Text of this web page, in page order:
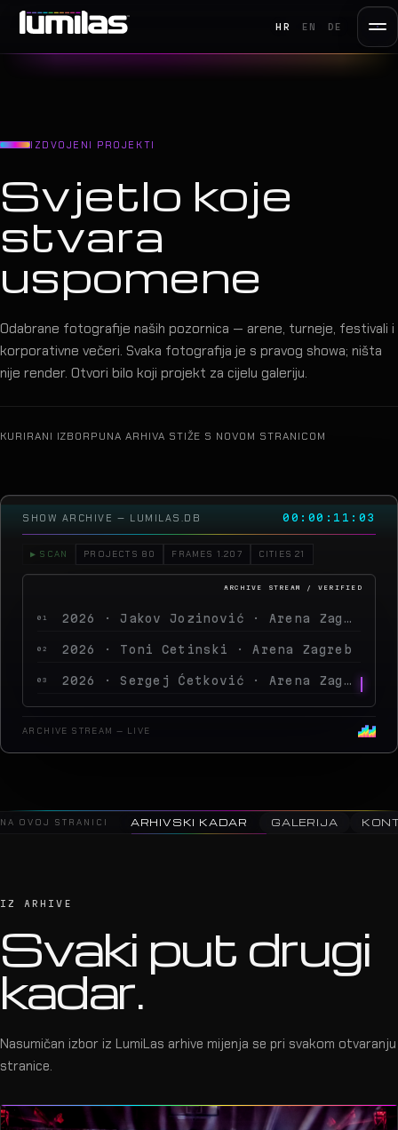
HR EN DE
IZDVOJENI PROJEKTI
Svjetlo koje
stvara
uspomene
Odabrane fotografije naših pozornica — arene, turneje, festivali i
korporativne večeri. Svaka fotografija je s pravog showa; ništa
nije render. Otvori bilo koji projekt za cijelu galeriju.
KURIRANI IZBORPUNA ARHIVA STIŽE S NOVOM STRANICOM
SHOW ARCHIVE — LUMILAS.DB 00:00:15:19
▶ SCAN PROJECTS 80 FRAMES 1.207 CITIES 21
02 2026 · Toni Cetinski · Arena Zagreb
03 2026 · Sergej Ćetković · Arena Zagreb
04 2026 · Peđa Jovanović · Arena Zagreb
2026 · MegaDance Party 2 · Arena Zagreb
ARCHIVE STREAM — LIVE
NA OVOJ STRANICI ARHIVSKI KADAR GALERIJA
IZ ARHIVE
Svaki put drugi
kadar.
Nasumičan izbor iz LumiLas arhive mijenja se pri svakom otvaranju
stranice.